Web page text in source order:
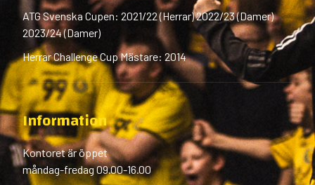
ATG Svenska Cupen: 2021/22 (Herrar) 2022/23 (Damer)
2023/24 (Damer)
Herrar Challenge Cup Mästare: 2014
Information
Kontoret är öppet
måndag-fredag 09.00-16.00